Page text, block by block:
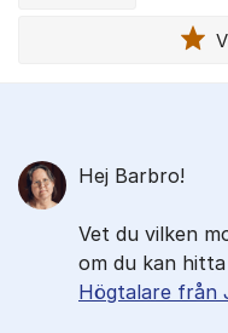
Hej Barbro!
Vet du vilken
om du kan
Högtalare från